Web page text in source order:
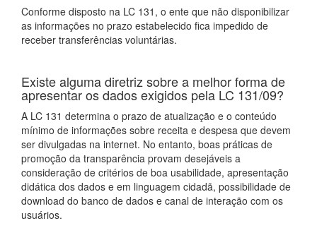
Conforme disposto na LC 131, o ente que não disponibilizar
as informações no prazo estabelecido fica impedido de
receber transferências voluntárias.
Existe alguma diretriz sobre a melhor forma de
apresentar os dados exigidos pela LC 131/09?
A LC 131 determina o prazo de atualização e o conteúdo
mínimo de informações sobre receita e despesa que devem
ser divulgadas na internet. No entanto, boas práticas de
promoção da transparência provam desejáveis a
consideração de critérios de boa usabilidade, apresentação
didática dos dados e em linguagem cidadã, possibilidade de
download do banco de dados e canal de interação com os
usuários.